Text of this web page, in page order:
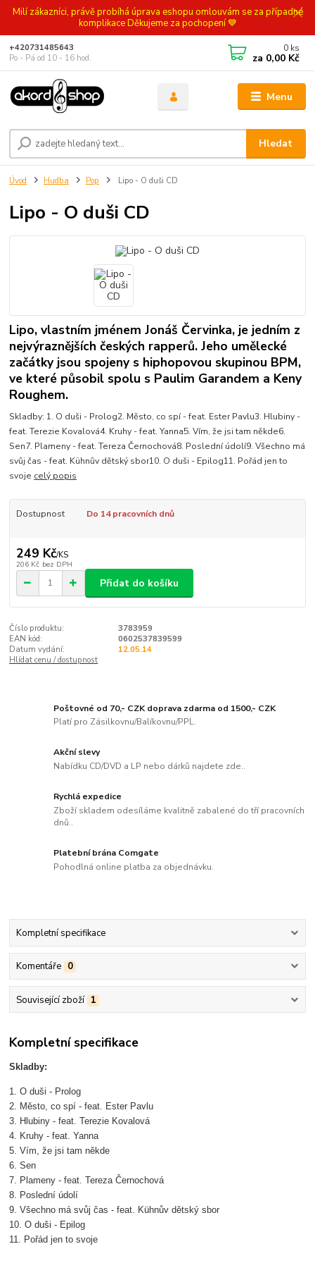
Milí zákazníci, právě probíhá úprava eshopu omlouvám se za případné
komplikace Děkujeme za pochopení 💙
Menu
Hledat
+420731485643
Po - Pá od 10 - 16 hod.
0 ks
za 0,00 Kč
Úvod Hudba Pop Lipo - O duši CD
Lipo - O duši CD
Lipo, vlastním jménem Jonáš Červinka, je jedním z
nejvýraznějších českých rapperů. Jeho umělecké
začátky jsou spojeny s hiphopovou skupinou BPM,
ve které působil spolu s Paulim Garandem a Keny
Roughem.
Skladby: 1. O duši - Prolog2. Město, co spí - feat. Ester Pavlu3. Hlubiny -
feat. Terezie Kovalová4. Kruhy - feat. Yanna5. Vím, že jsi tam někde6.
Sen7. Plameny - feat. Tereza Černochová8. Poslední údolí9. Všechno má
svůj čas - feat. Kühnův dětský sbor10. O duši - Epilog11. Pořád jen to
svoje celý popis
Dostupnost Do 14 pracovních dnů
249 Kč/KS
206 Kč bez DPH
Přidat do košíku
Číslo produktu:
3783959
EAN kód:
0602537839599
Datum vydání:
12.05.14
Hlídat cenu / dostupnost
Poštovné od 70,- CZK doprava zdarma od 1500,- CZK
Platí pro Zásilkovnu/Balíkovnu/PPL.
Akční slevy
Nabídku CD/DVD a LP nebo dárků najdete zde..
Rychlá expedice
Zboží skladem odesíláme kvalitně zabalené do tří pracovních
dnů..
Platební brána Comgate
Pohodlná online platba za objednávku.
Kompletní specifikace
Komentáře 0
Související zboží 1
Kompletní specifikace
Skladby:
1. O duši - Prolog
2. Město, co spí - feat. Ester Pavlu
3. Hlubiny - feat. Terezie Kovalová
4. Kruhy - feat. Yanna
5. Vím, že jsi tam někde
6. Sen
7. Plameny - feat. Tereza Černochová
8. Poslední údolí
9. Všechno má svůj čas - feat. Kühnův dětský sbor
10. O duši - Epilog
11. Pořád jen to svoje